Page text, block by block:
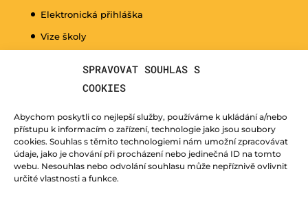
SPRAVOVAT SOUHLAS S
COOKIES
Abychom poskytli co nejlepší služby, používáme k ukládání a/nebo
přístupu k informacím o zařízení, technologie jako jsou soubory
cookies. Souhlas s těmito technologiemi nám umožní zpracovávat
údaje, jako je chování při procházení nebo jedinečná ID na tomto
webu. Nesouhlas nebo odvolání souhlasu může nepříznivě ovlivnit
určité vlastnosti a funkce.
Elektronická přihláška
Vize školy
Kurzy pro veřejnost
Fotogalerie
Učitelé